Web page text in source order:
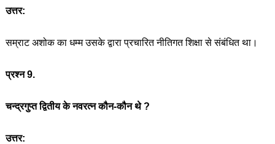
उत्तर:
सम्राट अशोक का धम्म उसके द्वारा प्रचारित नीतिगत शिक्षा से संबंधित था।
प्रश्न 9.
चन्द्रगुप्त द्वितीय के नवरत्न कौन-कौन थे ?
उत्तर: